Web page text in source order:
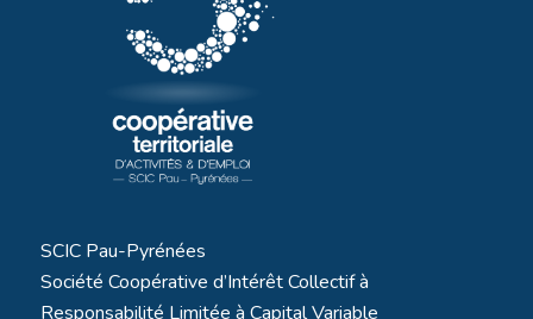
SCIC Pau-Pyrénées
Société Coopérative d’Intérêt Collectif à
Responsabilité Limitée à Capital Variable